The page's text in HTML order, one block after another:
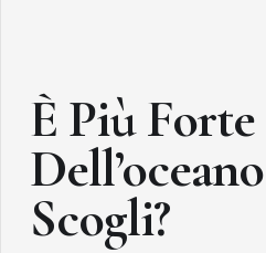
È Più Forte
Scogli?